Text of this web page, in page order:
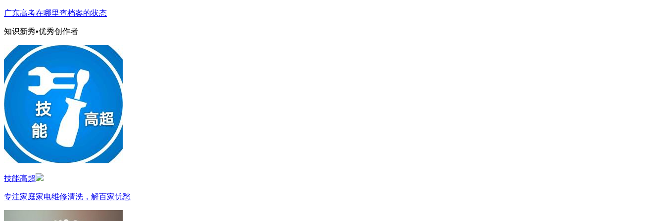
广东高考在哪里查档案的状态
知识新秀▪优秀创作者
技能高超
专注家庭家电维修清洗，解百家忧愁